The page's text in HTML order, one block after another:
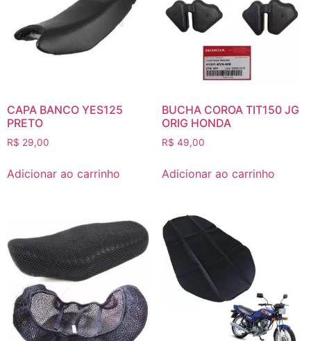
CAPA BANCO YES125
PRETO
R$ 29,00
Adicionar ao carrinho
BUCHA COROA TIT150 JG
ORIG HONDA
R$ 49,00
Adicionar ao carrinho